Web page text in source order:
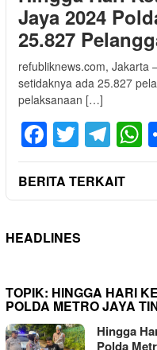
Jaya 2024
25.827
refubliknews.com, Jakarta
setidaknya ada 25.827
pelaksanaan […]
Twitter
BERITA TERKAIT
HEADLINES
TOPIK: HINGGA HARI
POLDA METRO JAYA
Hingga
Polda